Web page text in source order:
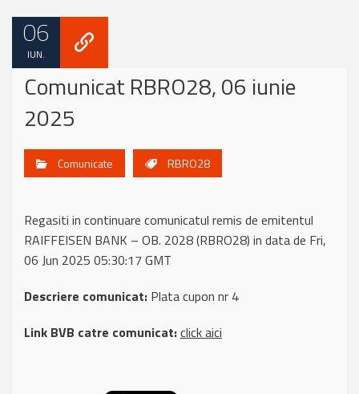
06
IUN.
Comunicat RBRO28, 06 iunie
2025
Comunicate RBRO28
Regasiti in continuare comunicatul remis de emitentul
RAIFFEISEN BANK – OB. 2028 (RBRO28) in data de Fri,
06 Jun 2025 05:30:17 GMT
Descriere comunicat: Plata cupon nr 4
Link BVB catre comunicat:click aici